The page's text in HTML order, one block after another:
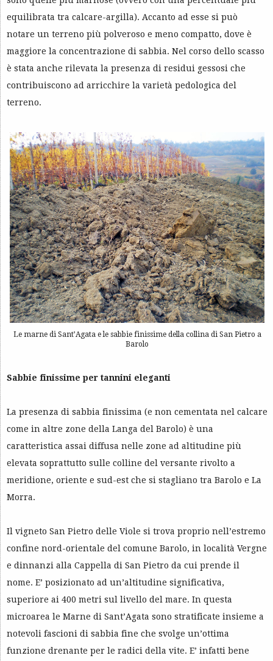
equilibrata tra calcare-argilla). Accanto ad esse si può
notare un terreno più polveroso e meno compatto, dove è
maggiore la concentrazione di sabbia. Nel corso dello scasso
è stata anche rilevata la presenza di residui gessosi che
contribuiscono ad arricchire la varietà pedologica del
terreno.
Le marne di Sant’Agata e le sabbie finissime della collina di San Pietro a
Barolo
Sabbie finissime per tannini eleganti
La presenza di sabbia finissima (e non cementata nel calcare
come in altre zone della Langa del Barolo) è una
caratteristica assai diffusa nelle zone ad altitudine più
elevata soprattutto sulle colline del versante rivolto a
meridione, oriente e sud-est che si stagliano tra Barolo e La
Morra.
Il vigneto San Pietro delle Viole si trova proprio nell’estremo
confine nord-orientale del comune Barolo, in località Vergne
e dinnanzi alla Cappella di San Pietro da cui prende il
nome. E’ posizionato ad un’altitudine significativa,
superiore ai 400 metri sul livello del mare. In questa
microarea le Marne di Sant’Agata sono stratificate insieme a
notevoli fascioni di sabbia fine che svolge un’ottima
funzione drenante per le radici della vite. E’ infatti bene